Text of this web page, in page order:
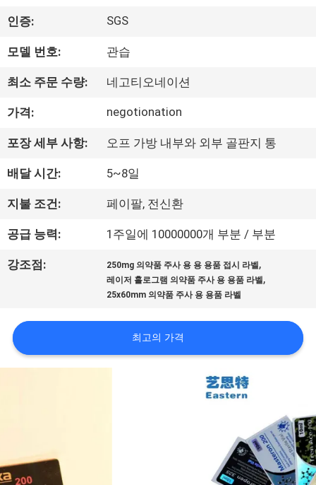
리
에
여
공
장
여
행
질
관
락
인증: SGS
모델 번호: 관습
최소 주문 수량: 네고티오네이션
가격: negotionation
포장 세부 사항: 오프 가방 내부와 외부 골판지 통
배달 시간: 5~8일
지불 조건: 페이팔, 전신환
공급 능력: 1주일에 10000000개 부분 / 부분
강조점: 250mg 의약품 주사 용 용 용품 접시 라벨,
레이저 홀로그램 의약품 주사 용 용품 라벨,
25x60mm 의약품 주사 용 용품 라벨
최고의 가격